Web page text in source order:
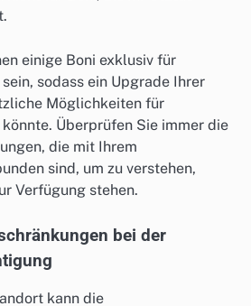
einige Boni exklusiv für
sodass ein Upgrade Ihrer
Möglichkeiten für
Überprüfen Sie immer die
die mit Ihrem
sind, um zu verstehen,
Verfügung stehen.
bei der
kann die